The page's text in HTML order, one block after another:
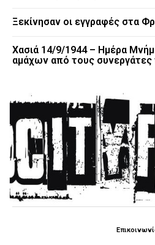
Ξεκίνησαν οι εγγραφές στα
Χασιά 14/9/1944 – Ημέρα
αμάχων από τους